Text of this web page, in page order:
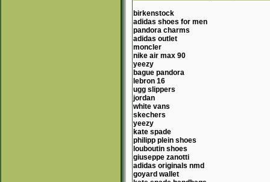
birkenstock
adidas shoes for men
pandora charms
adidas outlet
moncler
nike air max 90
yeezy
bague pandora
lebron 16
ugg slippers
jordan
white vans
skechers
yeezy
kate spade
philipp plein shoes
louboutin shoes
giuseppe zanotti
adidas originals nmd
goyard wallet